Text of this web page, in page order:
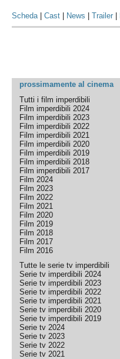
Scheda|Cast News |Trailer
prossimamente al cinema
Tutti i film imperdibili
Film imperdibili 2024
Film imperdibili 2023
Film imperdibili 2022
Film imperdibili 2021
Film imperdibili 2020
Film imperdibili 2019
Film imperdibili 2018
Film imperdibili 2017
Film 2024
Film 2023
Film 2022
Film 2021
Film 2020
Film 2019
Film 2018
Film 2017
Film 2016
Tutte le serie tv imperdibili
Serie tv imperdibili 2024
Serie tv imperdibili 2023
Serie tv imperdibili 2022
Serie tv imperdibili 2021
Serie tv imperdibili 2020
Serie tv imperdibili 2019
Serie tv 2024
Serie tv 2023
Serie tv 2022
Serie tv 2021